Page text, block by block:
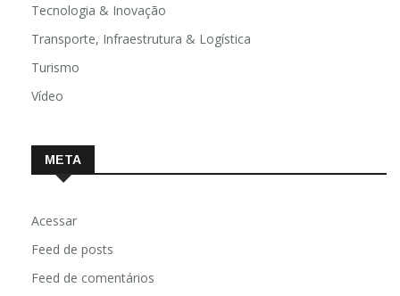
Tecnologia & Inovação
Transporte, Infraestrutura & Logística
Turismo
Vídeo
META
Acessar
Feed de posts
Feed de comentários